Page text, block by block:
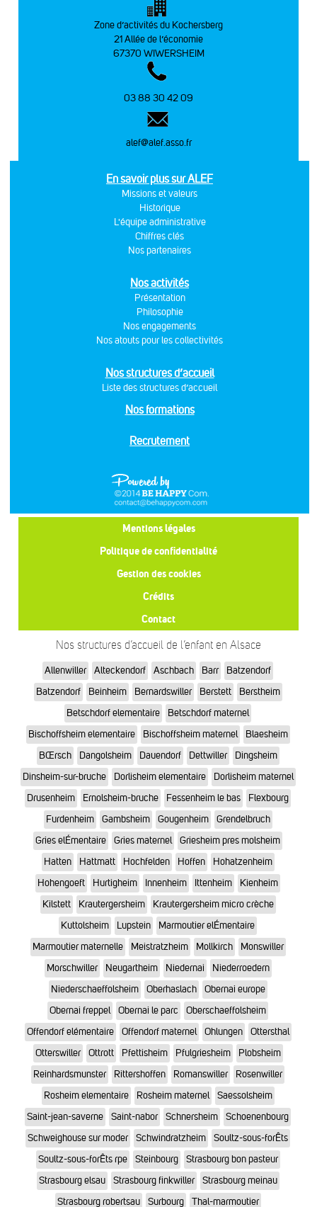
Zone d’activités du Kochersberg
21 Allée de l’économie
67370 WIWERSHEIM
03 88 30 42 09
alef@alef.asso.fr
En savoir plus sur ALEF
Missions et valeurs
Historique
L'équipe administrative
Chiffres clés
Nos partenaires
Nos activités
Présentation
Philosophie
Nos engagements
Nos atouts pour les collectivités
Nos structures d’accueil
Liste des structures d’accueil
Nos formations
Recrutement
Mentions légales
Politique de confidentialité
Gestion des cookies
Crédits
Contact
Nos structures d’accueil de l’enfant en Alsace
Allenwiller Alteckendorf Aschbach Barr
Batzendorf
Batzendorf
Beinheim Bernardswiller Berstett
Berstheim
Betschdorf elementaire
Betschdorf maternel
Bischoffsheim elementaire
Bischoffsheim maternel
Blaesheim
BŒrsch
Dangolsheim Dauendorf Dettwiller
Dingsheim
Dinsheim-sur-bruche
Dorlisheim elementaire
Dorlisheim maternel
Drusenheim
Ernolsheim-bruche Fessenheim le bas
Flexbourg
Furdenheim
Gambsheim Gougenheim
Grendelbruch
Gries elÉmentaire
Gries maternel
Griesheim pres molsheim
Hatten
Hattmatt Hochfelden Hoffen
Hohatzenheim
Hohengoeft
Hurtigheim Innenheim Ittenheim
Kienheim
Kilstett
Krautergersheim
Krautergersheim micro crèche
Kuttolsheim
Lupstein
Marmoutier elÉmentaire
Marmoutier maternelle
Meistratzheim Mollkirch
Monswiller
Morschwiller
Neugartheim Niedernai
Niederroedern
Niederschaeffolsheim
Oberhaslach
Obernai europe
Obernai freppel
Obernai le parc
Oberschaeffolsheim
Offendorf elémentaire
Offendorf maternel Ohlungen
Ottersthal
Otterswiller
Ottrott Pfettisheim Pfulgriesheim
Plobsheim
Reinhardsmunster
Rittershoffen Romanswiller
Rosenwiller
Rosheim elementaire
Rosheim maternel
Saessolsheim
Saint-jean-saverne
Saint-nabor Schnersheim
Schoenenbourg
Schweighouse sur moder
Schwindratzheim
Soultz-sous-forÊts
Soultz-sous-forÊts rpe
Steinbourg
Strasbourg bon pasteur
Strasbourg elsau
Strasbourg finkwiller
Strasbourg meinau
Strasbourg robertsau
Surbourg Thal-marmoutier